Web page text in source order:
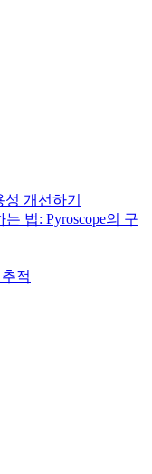
개선하기
법: Pyroscope의 구
추적